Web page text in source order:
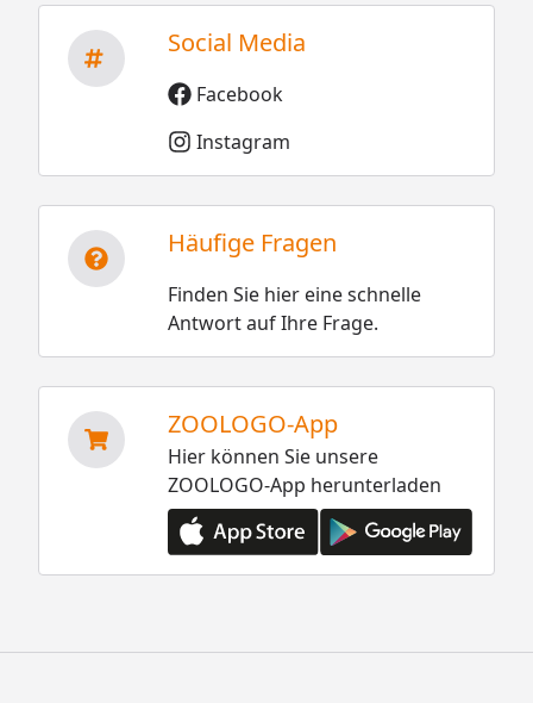
Social Media
Facebook
Instagram
Häufige Fragen
Finden Sie hier eine schnelle
Antwort auf Ihre Frage.
ZOOLOGO-App
Hier können Sie unsere
ZOOLOGO-App herunterladen